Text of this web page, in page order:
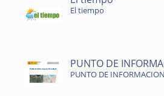
El tiempo
PUNTO DE
PUNTO DE